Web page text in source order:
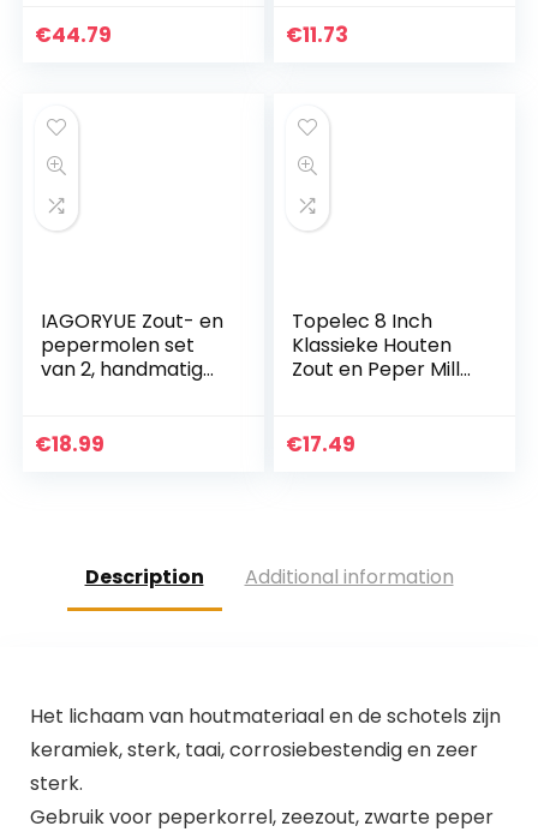
schaalvruchten.
€44.79
keramische
€11.73
IAGORYUE Zout- en
pepermolen set
van 2, handmatig
met instelbare
€18.99
Topelec 8 Inch
Klassieke Houten
Zout en Peper Mill
Molen met Sterke
€17.49
Description Additional information
Het lichaam van houtmateriaal en de schotels zijn
keramiek, sterk, taai, corrosiebestendig en zeer
sterk.
Gebruik voor peperkorrel, zeezout, zwarte peper